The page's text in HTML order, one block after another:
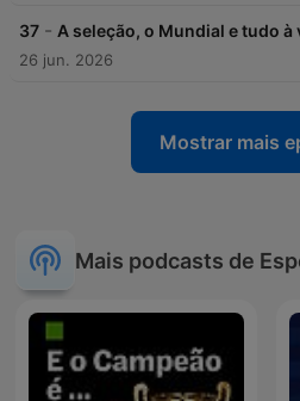
37 - A seleção, o Mundial e tudo à
26 jun. 2026
Mostrar mais
Mais podcasts de